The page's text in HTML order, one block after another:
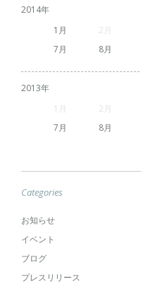
2014
1
2
7
8
2013
1
2
7
8
Categories
お知らせ
イベント
ブログ
プレスリリース